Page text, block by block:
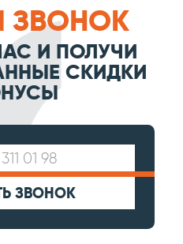
ЗВОНОК
И ПОЛУЧИ
СКИДКИ
ЗВОНОК